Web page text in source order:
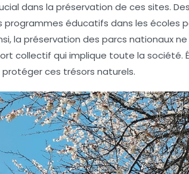
dans la préservation de ces sites.
programmes éducatifs dans les écoles
la préservation des parcs nationaux
collectif qui implique toute la société.
ces trésors naturels.